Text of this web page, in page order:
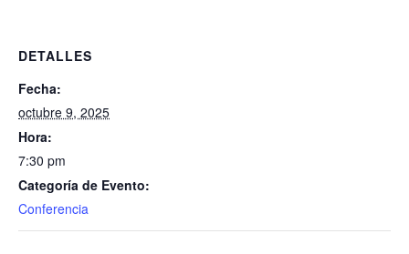
DETALLES
Fecha:
octubre 9, 2025
Hora:
7:30 pm
Categoría de Evento:
Conferencia